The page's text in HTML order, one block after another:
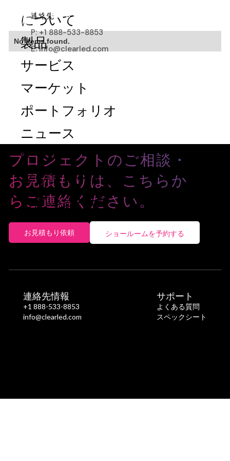
について
製品
サービス
マーケット
ポートフォリオ
ニュース
ストア
ダウンロード
お問い合わせ
連絡先
P: +1 888-533-8853
E: info@clearled.com
No items found.
プロジェクトのご相談・
お見積もりは、こちらか
らご連絡ください。
お見積もり依頼 ショールームを予約する
連絡先情報
+1 888-533-8853
info@clearled.com
サポート
よくある質問
スペックシート